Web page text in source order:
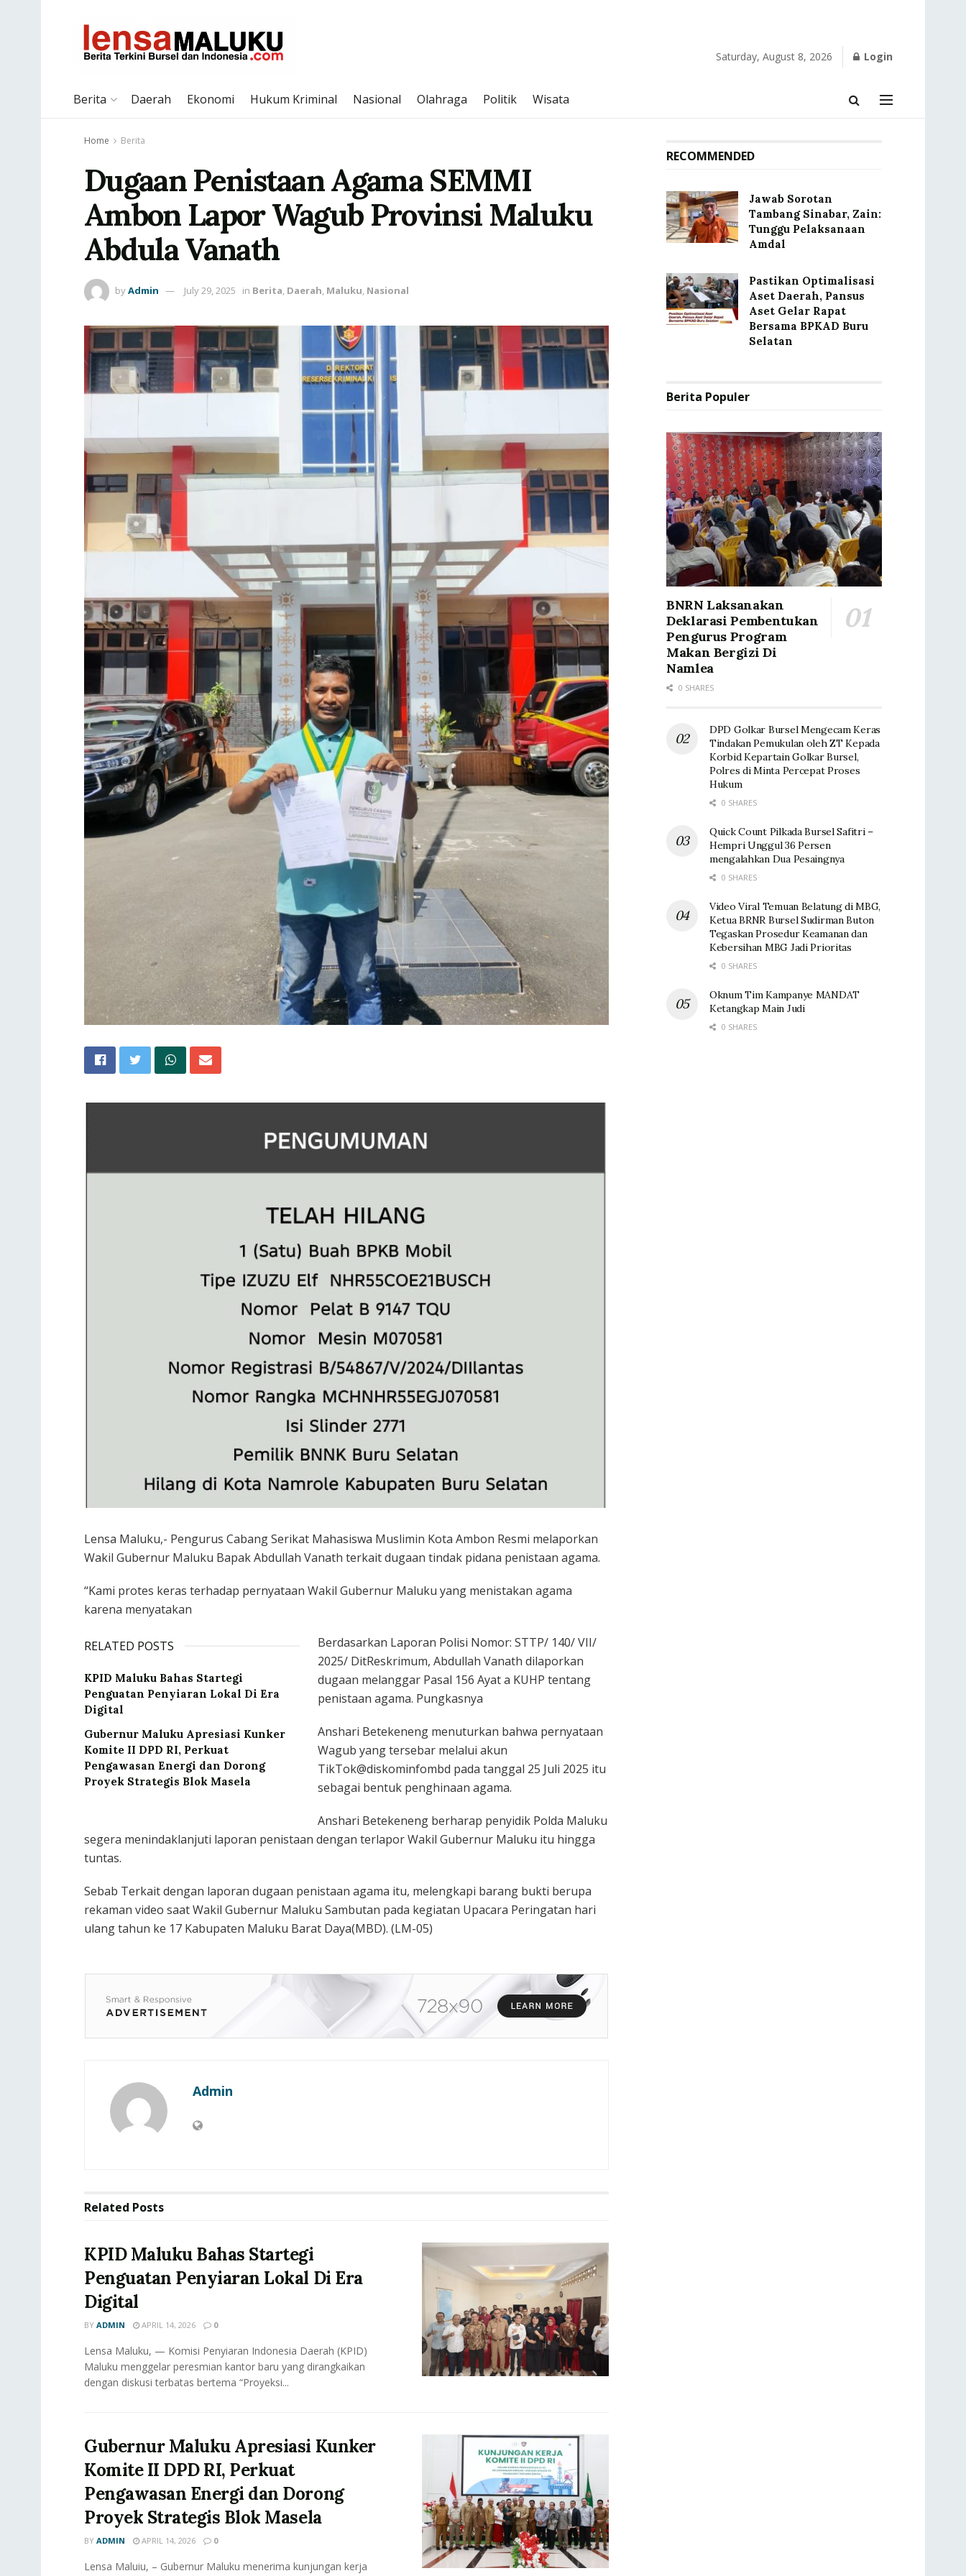
Saturday, August 8, 2026 Login
Berita Daerah Ekonomi Hukum Kriminal Nasional Olahraga Politik Wisata
Home Berita
Dugaan Penistaan Agama SEMMI
Ambon Lapor Wagub Provinsi Maluku
Abdula Vanath
byAdmin July 29, 2025 in Berita, Daerah, Maluku, Nasional
Lensa Maluku,- Pengurus Cabang Serikat Mahasiswa Muslimin Kota Ambon Resmi melaporkan
Wakil Gubernur Maluku Bapak Abdullah Vanath terkait dugaan tindak pidana penistaan agama.
“Kami protes keras terhadap pernyataan Wakil Gubernur Maluku yang menistakan agama
karena menyatakan
RELATED POSTS
KPID Maluku Bahas Startegi
Penguatan Penyiaran Lokal Di Era
Digital
Gubernur Maluku Apresiasi Kunker
Komite II DPD RI, Perkuat
Pengawasan Energi dan Dorong
Proyek Strategis Blok Masela
Berdasarkan Laporan Polisi Nomor: STTP/ 140/ VII/
2025/ DitReskrimum, Abdullah Vanath dilaporkan
dugaan melanggar Pasal 156 Ayat a KUHP tentang
penistaan agama. Pungkasnya
Anshari Betekeneng menuturkan bahwa pernyataan
Wagub yang tersebar melalui akun
TikTok@diskominfombd pada tanggal 25 Juli 2025 itu
sebagai bentuk penghinaan agama.
Anshari Betekeneng berharap penyidik Polda Maluku
segera menindaklanjuti laporan penistaan dengan terlapor Wakil Gubernur Maluku itu hingga
tuntas.
Sebab Terkait dengan laporan dugaan penistaan agama itu, melengkapi barang bukti berupa
rekaman video saat Wakil Gubernur Maluku Sambutan pada kegiatan Upacara Peringatan hari
ulang tahun ke 17 Kabupaten Maluku Barat Daya(MBD). (LM-05)
Admin
Related Posts
KPID Maluku Bahas Startegi
Penguatan Penyiaran Lokal Di Era
Digital
BY ADMIN APRIL 14, 2026 0
Lensa Maluku, — Komisi Penyiaran Indonesia Daerah (KPID)
Maluku menggelar peresmian kantor baru yang dirangkaikan
dengan diskusi terbatas bertema “Proyeksi...
Gubernur Maluku Apresiasi Kunker
Komite II DPD RI, Perkuat
Pengawasan Energi dan Dorong
Proyek Strategis Blok Masela
BY ADMIN APRIL 14, 2026 0
Lensa Maluiu, – Gubernur Maluku menerima kunjungan kerja
RECOMMENDED
Jawab Sorotan
Tambang Sinabar, Zain:
Tunggu Pelaksanaan
Amdal
Pastikan Optimalisasi
Aset Daerah, Pansus
Aset Gelar Rapat
Bersama BPKAD Buru
Selatan
Berita Populer
BNRN Laksanakan
Deklarasi Pembentukan
Pengurus Program
Makan Bergizi Di
Namlea
0 SHARES
DPD Golkar Bursel Mengecam Keras
Tindakan Pemukulan oleh ZT Kepada
Korbid Kepartain Golkar Bursel,
Polres di Minta Percepat Proses
Hukum
0 SHARES
Quick Count Pilkada Bursel Safitri –
Hempri Unggul 36 Persen
mengalahkan Dua Pesaingnya
0 SHARES
Video Viral Temuan Belatung di MBG,
Ketua BRNR Bursel Sudirman Buton
Tegaskan Prosedur Keamanan dan
Kebersihan MBG Jadi Prioritas
0 SHARES
Oknum Tim Kampanye MANDAT
Ketangkap Main Judi
0 SHARES